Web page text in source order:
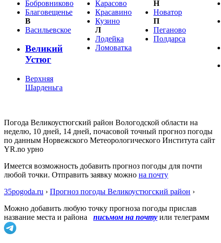
Бобровниково
Благовещенье
В
Васильевское
Великий
Устюг
Верхняя
Шарденьга
Карасово
Красавино
Кузино
Л
Лодейка
Ломоватка
Н
Новатор
П
Пеганово
Полдарса
Погода Великоустюгский район Вологодской области на
неделю, 10 дней, 14 дней, почасовой точный прогноз погоды
по данным Норвежского Метеорологического Института сайт
YR.no урно
Имеется возможность добавить прогноз погоды для почти
любой точки. Отправить заявку можно на почту
35pogoda.ru › Прогноз погоды Великоустюгский район ›
Можно добавить любую точку прогноза погоды прислав
название места и района
письмом на почту или телеграмм